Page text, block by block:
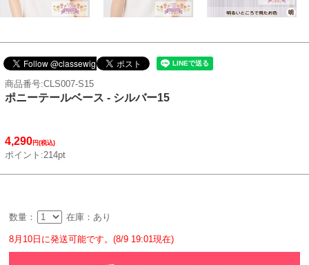
商品番号:CLS007-S15
ポニーテールベース - シルバー15
4,290円(税込)
ポイント:214pt
数量： 在庫：あり
8月10日に発送可能です。(8/9 19:01現在)